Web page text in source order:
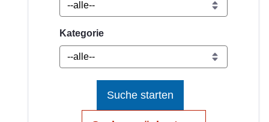
Kategorie
Suche starten